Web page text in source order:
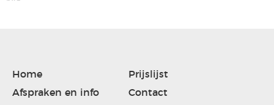
Home
Prijslijst
Afspraken en info
Contact